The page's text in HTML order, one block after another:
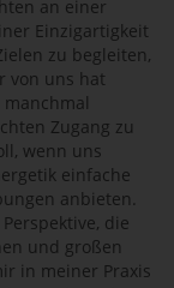
an einer
Einzigartigkeit
zu begleiten,
von uns hat
Zugang zu
wenn uns
einfache
anbieten.
die
und großen
in meiner Praxis